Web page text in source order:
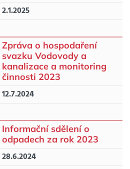
2.1.2025
Zpráva o hospodaření
svazku Vodovody a
kanalizace a monitoring
činnosti 2023
12.7.2024
Informační sdělení o
odpadech za rok 2023
28.6.2024